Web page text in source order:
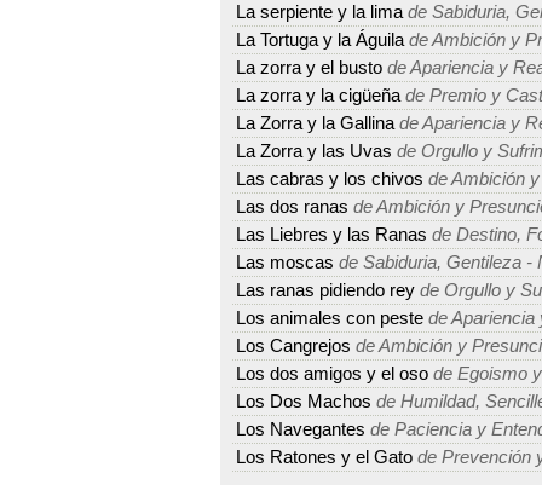
La serpiente y la lima de Sabiduria,
La Tortuga y la Águila de Ambición y
La zorra y el busto de Apariencia y
La zorra y la cigüeña de Premio y
La Zorra y la Gallina de Apariencia y
La Zorra y las Uvas de Orgullo y
Las cabras y los chivos de Ambición
Las dos ranas de Ambición y
Las Liebres y las Ranas de Destino,
Las moscas de Sabiduria, Gentileza -
Las ranas pidiendo rey de Orgullo y
Los animales con peste de Apariencia
Los Cangrejos de Ambición y
Los dos amigos y el oso de Egoismo
Los Dos Machos de Humildad,
Los Navegantes de Paciencia y
Los Ratones y el Gato de Prevención